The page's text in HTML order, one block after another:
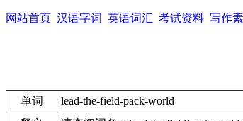
网站首页 汉语字词 英语词汇 考试资料 写作
单词
lead-the-field-pack-world